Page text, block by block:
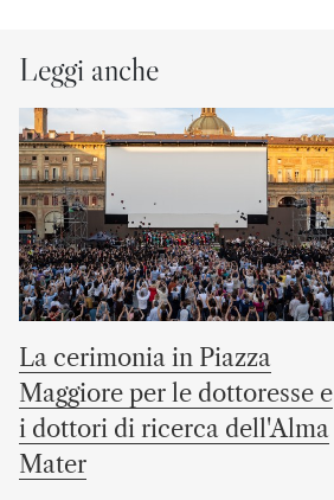
Leggi anche
La cerimonia in Piazza
Maggiore per le dottoresse e
i dottori di ricerca dell'Alma
Mater